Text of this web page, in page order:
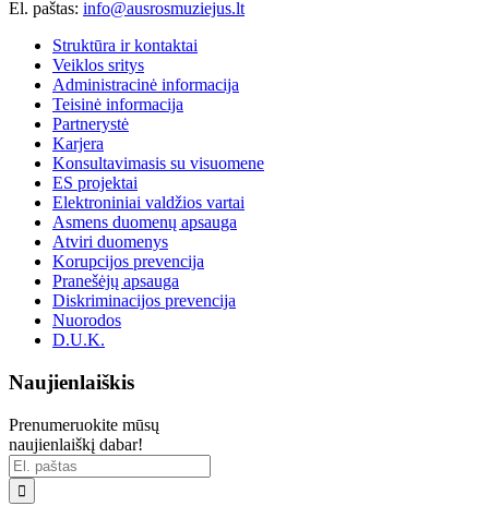
El. paštas: info@ausrosmuziejus.lt
Struktūra ir kontaktai
Veiklos sritys
Administracinė informacija
Teisinė informacija
Partnerystė
Karjera
Konsultavimasis su visuomene
ES projektai
Elektroniniai valdžios vartai
Asmens duomenų apsauga
Atviri duomenys
Korupcijos prevencija
Pranešėjų apsauga
Diskriminacijos prevencija
Nuorodos
D.U.K.
Naujienlaiškis
Prenumeruokite mūsų
naujienlaiškį dabar!
